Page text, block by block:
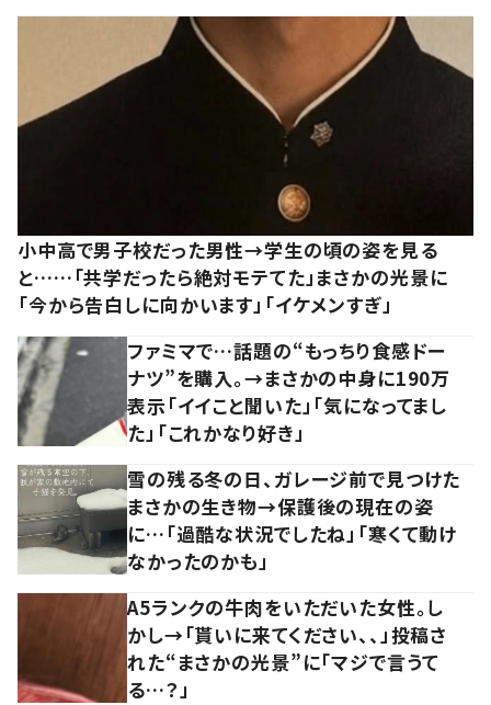
小中高で男子校だった男性→学生の頃の姿を見る
と……「共学だったら絶対モテてた」まさかの光景に
「今から告白しに向かいます」「イケメンすぎ」
ファミマで…話題の“もっちり食感ドー
ナツ”を購入。→まさかの中身に190万
表示「イイこと聞いた」「気になってまし
た」「これかなり好き」
雪の残る冬の日、ガレージ前で見つけた
まさかの生き物→保護後の現在の姿
に…「過酷な状況でしたね」「寒くて動け
なかったのかも」
A5ランクの牛肉をいただいた女性。し
かし→「貰いに来てください、、」投稿さ
れた“まさかの光景”に「マジで言うて
る…？」